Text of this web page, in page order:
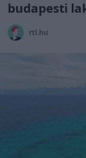
budapesti
rtl.hu